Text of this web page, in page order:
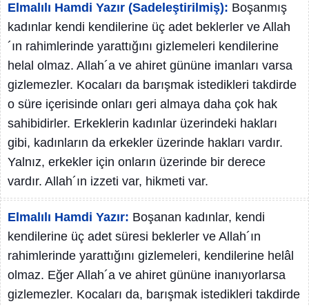
Elmalılı Hamdi Yazır (Sadeleştirilmiş): Boşanmış
kadınlar kendi kendilerine üç adet beklerler ve Allah
´ın rahimlerinde yarattığını gizlemeleri kendilerine
helal olmaz. Allah´a ve ahiret gününe imanları varsa
gizlemezler. Kocaları da barışmak istedikleri takdirde
o süre içerisinde onları geri almaya daha çok hak
sahibidirler. Erkeklerin kadınlar üzerindeki hakları
gibi, kadınların da erkekler üzerinde hakları vardır.
Yalnız, erkekler için onların üzerinde bir derece
vardır. Allah´ın izzeti var, hikmeti var.
Elmalılı Hamdi Yazır: Boşanan kadınlar, kendi
kendilerine üç adet süresi beklerler ve Allah´ın
rahimlerinde yarattığını gizlemeleri, kendilerine helâl
olmaz. Eğer Allah´a ve ahiret gününe inanıyorlarsa
gizlemezler. Kocaları da, barışmak istedikleri takdirde